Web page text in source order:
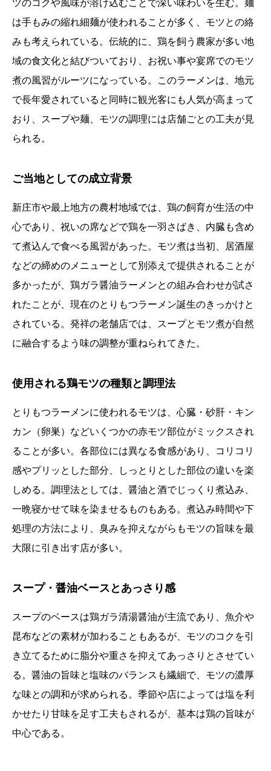
ツのコクや風味が溶け込むことで深い味わいを生む。麺
は手もみの縮れ細麺が使われることが多く、モツとの絡
みも考えられている。伝統的に、鶏を飼う農家が多い地
域の食文化と結びついており、お祝い事や宴席でのモツ
煮の風習がルーツになっている。このラーメンは、地元
で長年愛されていると同時に観光客にも人気が高まって
おり、スープや麺、モツの調理には店舗ごとの工夫が見
られる。
ご当地としての成立背景
新庄市や最上地方の農村地域では、鶏の飼育が生活の中
心であり、祝いの席などで鶏を一羽さばき、内臓も含め
て煮込んで食べる風習があった。モツ煮は当初、居酒屋
などの締めのメニューとして別添えで提供されることが
多かったが、鶏ガラ醤油ラーメンとの組み合わせが試さ
れたことが、現在のとりもつラーメン誕生のきっかけと
されている。発祥の老舗店では、スープとモツ煮が自然
に融合するよう味の調整が重ねられてきた。
使用される鶏モツの種類と調理法
とりもつラーメンに使われるモツは、心臓・砂肝・キン
カン（卵巣）などいくつかの赤モツ部位がミックスされ
ることが多い。各部位には異なる食感があり、コリコリ
感やプリッとした部分、しっとりとした部位の違いを楽
しめる。調理法としては、醤油と酒でじっくり煮込み、
一晩寝かせて味を染ませるものもある。煮込み時間や下
処理の方法により、臭みを抑えながらもモツの旨味を最
大限に引き出す店が多い。
スープ・醤油ベースとあっさり感
スープのベースは鶏ガラ清湯醤油が主流であり、魚介や
昆布などの素材が加わることもあるが、モツのコクを引
き立てるために脂分や重さを抑えてあっさりとさせてい
る。醤油の旨味と塩味のバランスも繊細で、モツの濃厚
な味との調和が求められる。季節や店によっては塩を利
かせたり甘味を足す工夫もされるが、基本は鶏の旨味が
中心である。